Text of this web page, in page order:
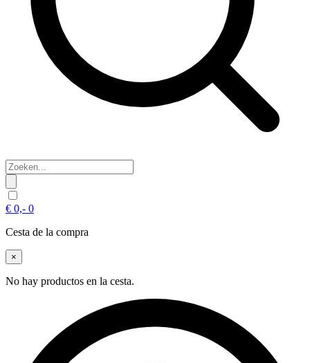
€ 0,- 0
Cesta de la compra
×
No hay productos en la cesta.